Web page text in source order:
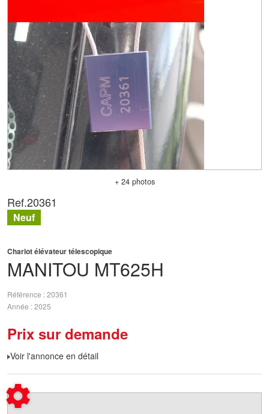
+ 24 photos
MANITOU MT625H
Chariot élévateur télescopique
Référence 20361
Année 2025
Prix sur demande
Voir l'annonce en détail
Ref.20361
Neuf